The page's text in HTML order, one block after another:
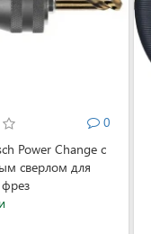
0
Power Change с
сверлом для